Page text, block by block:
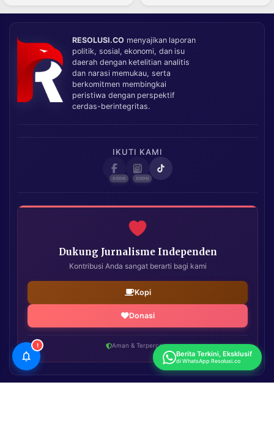
RESOLUSI.CO menyajikan laporan
politik, sosial, ekonomi, dan isu
daerah dengan ketelitian analitis
dan narasi memukau, serta
berkomitmen membingkai
peristiwa dengan perspektif
cerdas-berintegritas.
IKUTI KAMI
Dukung Jurnalisme Independen
Kontribusi Anda sangat berarti bagi kami
Kopi
Donasi
Aman & Terpercaya
!
Berita Terkini, Eksklusif
di WhatsApp Resolusi.co